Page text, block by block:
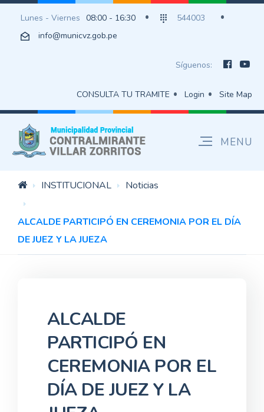
Lunes - Viernes 08:00 - 16:30
544003
info@municvz.gob.pe
Síguenos:
CONSULTA TU TRAMITE Login Site Map
INSTITUCIONAL Noticias
ALCALDE PARTICIPÓ EN CEREMONIA POR EL DÍA
DE JUEZ Y LA JUEZA
ALCALDE
PARTICIPÓ EN
CEREMONIA POR EL
DÍA DE JUEZ Y LA